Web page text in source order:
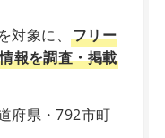
象に、 フリー
報を調査・掲載
府県・792市町